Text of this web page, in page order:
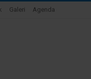
Galeri Agenda